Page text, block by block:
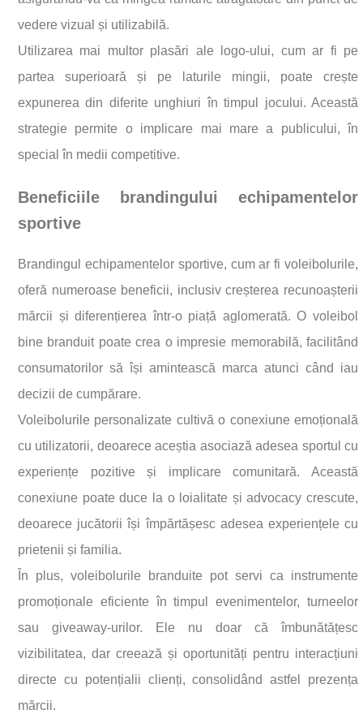
vedere vizual și utilizabilă.
Utilizarea mai multor plasări ale logo-ului, cum ar fi pe
partea superioară și pe laturile mingii, poate crește
expunerea din diferite unghiuri în timpul jocului. Această
strategie permite o implicare mai mare a publicului, în
special în medii competitive.
Beneficiile brandingului echipamentelor
sportive
Brandingul echipamentelor sportive, cum ar fi voleibolurile,
oferă numeroase beneficii, inclusiv creșterea recunoașterii
mărcii și diferențierea într-o piață aglomerată. O voleibol
bine branduit poate crea o impresie memorabilă, facilitând
consumatorilor să își amintească marca atunci când iau
decizii de cumpărare.
Voleibolurile personalizate cultivă o conexiune emoțională
cu utilizatorii, deoarece aceștia asociază adesea sportul cu
experiențe pozitive și implicare comunitară. Această
conexiune poate duce la o loialitate și advocacy crescute,
deoarece jucătorii își împărtășesc adesea experiențele cu
prietenii și familia.
În plus, voleibolurile branduite pot servi ca instrumente
promoționale eficiente în timpul evenimentelor, turneelor
sau giveaway-urilor. Ele nu doar că îmbunătățesc
vizibilitatea, dar creează și oportunități pentru interacțiuni
directe cu potențialii clienți, consolidând astfel prezența
mărcii.